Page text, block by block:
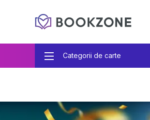
Categorii de carte